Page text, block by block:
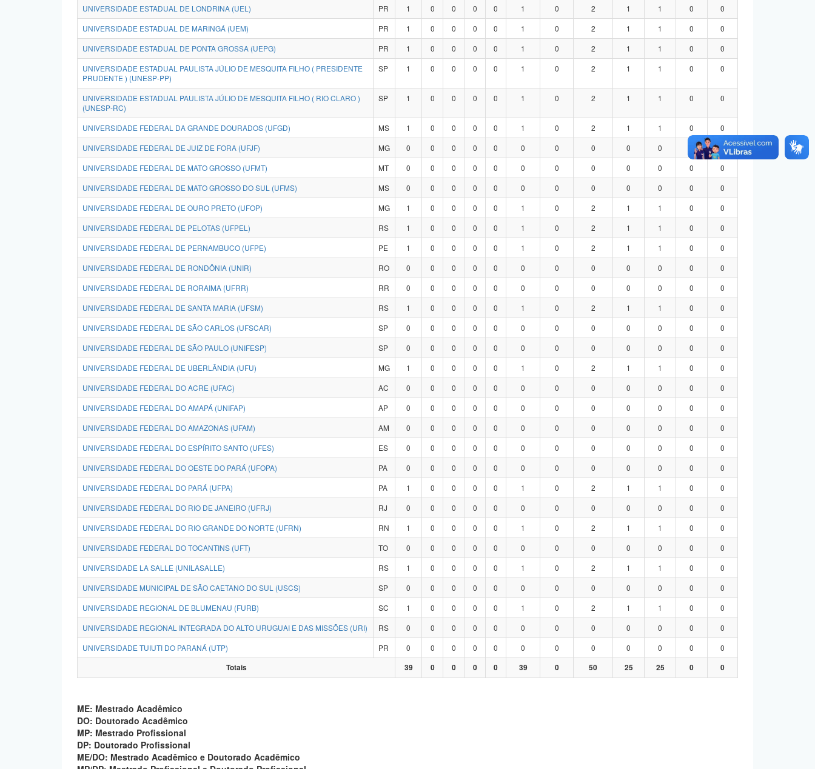
UNIVERSIDADE ESTADUAL DE LONDRINA (UEL)
PR 1 0 0 0 0 1 0 2 1 1 0
0
UNIVERSIDADE ESTADUAL DE MARINGÁ (UEM)
PR 1 0 0 0 0 1 0 2 1 1 0
0
UNIVERSIDADE ESTADUAL DE PONTA GROSSA (UEPG)
PR 1 0 0 0 0 1 0 2 1 1 0
0
UNIVERSIDADE ESTADUAL PAULISTA JÚLIO DE MESQUITA FILHO ( PRESIDENTE
PRUDENTE ) (UNESP-PP)
SP 1 0 0 0 0 1 0 2 1 1 0 0
UNIVERSIDADE ESTADUAL PAULISTA JÚLIO DE MESQUITA FILHO ( RIO CLARO )
(UNESP-RC)
SP 1 0 0 0 0 1 0 2 1 1 0 0
UNIVERSIDADE FEDERAL DA GRANDE DOURADOS (UFGD) MS 1 0 0 0 0 1 0 2 1 1 0
0
UNIVERSIDADE FEDERAL DE JUIZ DE FORA (UFJF)
MG 0 0 0 0 0 0 0 0 0 0
0
UNIVERSIDADE FEDERAL DE MATO GROSSO (UFMT)
MT 0 0 0 0 0 0 0 0 0 0 0
0
UNIVERSIDADE FEDERAL DE MATO GROSSO DO SUL (UFMS)
MS 0 0 0 0 0 0 0 0 0 0 0
0
UNIVERSIDADE FEDERAL DE OURO PRETO (UFOP)
MG 1 0 0 0 0 1 0 2 1 1 0
0
UNIVERSIDADE FEDERAL DE PELOTAS (UFPEL)
RS 1 0 0 0 0 1 0 2 1 1 0
0
UNIVERSIDADE FEDERAL DE PERNAMBUCO (UFPE)
PE 1 0 0 0 0 1 0 2 1 1 0
0
UNIVERSIDADE FEDERAL DE RONDÔNIA (UNIR)
RO 0 0 0 0 0 0 0 0 0 0 0
0
UNIVERSIDADE FEDERAL DE RORAIMA (UFRR)
RR 0 0 0 0 0 0 0 0 0 0 0
0
UNIVERSIDADE FEDERAL DE SANTA MARIA (UFSM)
RS 1 0 0 0 0 1 0 2 1 1 0
0
UNIVERSIDADE FEDERAL DE SÃO CARLOS (UFSCAR)
SP 0 0 0 0 0 0 0 0 0 0 0
0
UNIVERSIDADE FEDERAL DE SÃO PAULO (UNIFESP)
SP 0 0 0 0 0 0 0 0 0 0 0
0
UNIVERSIDADE FEDERAL DE UBERLÂNDIA (UFU)
MG 1 0 0 0 0 1 0 2 1 1 0
0
UNIVERSIDADE FEDERAL DO ACRE (UFAC)
AC 0 0 0 0 0 0 0 0 0 0 0
0
UNIVERSIDADE FEDERAL DO AMAPÁ (UNIFAP)
AP 0 0 0 0 0 0 0 0 0 0 0
0
UNIVERSIDADE FEDERAL DO AMAZONAS (UFAM)
AM 0 0 0 0 0 0 0 0 0 0 0
0
UNIVERSIDADE FEDERAL DO ESPÍRITO SANTO (UFES)
ES 0 0 0 0 0 0 0 0 0 0 0
0
UNIVERSIDADE FEDERAL DO OESTE DO PARÁ (UFOPA)
PA 0 0 0 0 0 0 0 0 0 0 0
0
UNIVERSIDADE FEDERAL DO PARÁ (UFPA)
PA 1 0 0 0 0 1 0 2 1 1 0
0
UNIVERSIDADE FEDERAL DO RIO DE JANEIRO (UFRJ)
RJ 0 0 0 0 0 0 0 0 0 0 0
0
UNIVERSIDADE FEDERAL DO RIO GRANDE DO NORTE (UFRN)
RN 1 0 0 0 0 1 0 2 1 1 0
0
UNIVERSIDADE FEDERAL DO TOCANTINS (UFT)
TO 0 0 0 0 0 0 0 0 0 0 0
0
UNIVERSIDADE LA SALLE (UNILASALLE)
RS 1 0 0 0 0 1 0 2 1 1 0
0
UNIVERSIDADE MUNICIPAL DE SÃO CAETANO DO SUL (USCS)
SP 0 0 0 0 0 0 0 0 0 0 0
0
UNIVERSIDADE REGIONAL DE BLUMENAU (FURB)
SC 1 0 0 0 0 1 0 2 1 1 0
0
UNIVERSIDADE REGIONAL INTEGRADA DO ALTO URUGUAI E DAS MISSÕES (URI)
RS 0 0 0 0 0 0 0 0 0 0 0
0
UNIVERSIDADE TUIUTI DO PARANÁ (UTP)
PR 0 0 0 0 0 0 0 0 0 0 0
0
Totais
39 0 0 0 0 39 0 50 25 25 0 0
ME: Mestrado Acadêmico
DO: Doutorado Acadêmico
MP: Mestrado Profissional
DP: Doutorado Profissional
ME/DO: Mestrado Acadêmico e Doutorado Acadêmico